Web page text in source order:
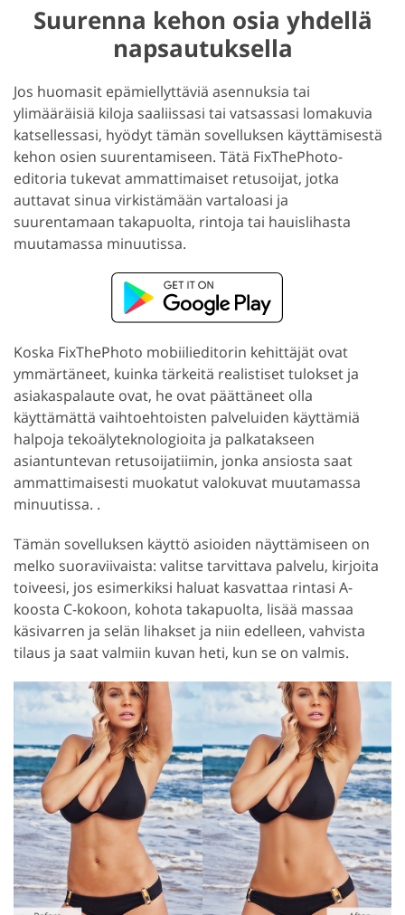
Suurenna kehon osia yhdellä
napsautuksella
Jos huomasit epämiellyttäviä asennuksia tai
ylimääräisiä kiloja saaliissasi tai vatsassasi lomakuvia
katsellessasi, hyödyt tämän sovelluksen käyttämisestä
kehon osien suurentamiseen. Tätä FixThePhoto-
editoria tukevat ammattimaiset retusoijat, jotka
auttavat sinua virkistämään vartaloasi ja
suurentamaan takapuolta, rintoja tai hauislihasta
muutamassa minuutissa.
Koska FixThePhoto mobiilieditorin kehittäjät ovat
ymmärtäneet, kuinka tärkeitä realistiset tulokset ja
asiakaspalaute ovat, he ovat päättäneet olla
käyttämättä vaihtoehtoisten palveluiden käyttämiä
halpoja tekoälyteknologioita ja palkatakseen
asiantuntevan retusoijatiimin, jonka ansiosta saat
ammattimaisesti muokatut valokuvat muutamassa
minuutissa. .
Tämän sovelluksen käyttö asioiden näyttämiseen on
melko suoraviivaista: valitse tarvittava palvelu, kirjoita
toiveesi, jos esimerkiksi haluat kasvattaa rintasi A-
koosta C-kokoon, kohota takapuolta, lisää massaa
käsivarren ja selän lihakset ja niin edelleen, vahvista
tilaus ja saat valmiin kuvan heti, kun se on valmis.